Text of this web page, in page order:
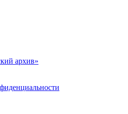
архив»‎